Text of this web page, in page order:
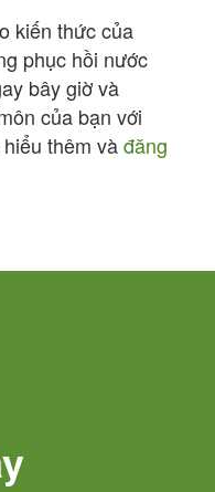
kiến thức của
phục hồi nước
bây giờ và
của bạn với
thêm vàđăng